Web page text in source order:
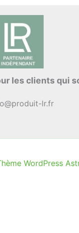
les clients qui
lr.fr
WordPress